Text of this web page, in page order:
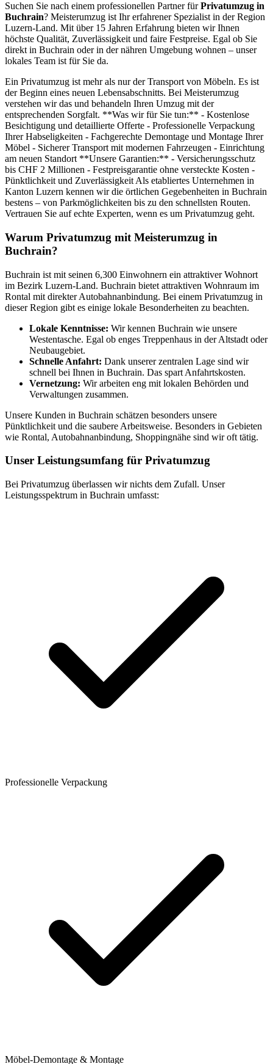
Suchen Sie nach einem professionellen Partner fürPrivatumzug in
Buchrain? Meisterumzug ist Ihr erfahrener Spezialist in der Region
Luzern-Land. Mit über 15 Jahren Erfahrung bieten wir Ihnen
höchste Qualität, Zuverlässigkeit und faire Festpreise. Egal ob Sie
direkt in Buchrain oder in der nähren Umgebung wohnen – unser
lokales Team ist für Sie da.
Ein Privatumzug ist mehr als nur der Transport von Möbeln. Es ist
der Beginn eines neuen Lebensabschnitts. Bei Meisterumzug
verstehen wir das und behandeln Ihren Umzug mit der
entsprechenden Sorgfalt. **Was wir für Sie tun:** - Kostenlose
Besichtigung und detaillierte Offerte - Professionelle Verpackung
Ihrer Habseligkeiten - Fachgerechte Demontage und Montage Ihrer
Möbel - Sicherer Transport mit modernen Fahrzeugen - Einrichtung
am neuen Standort **Unsere Garantien:** - Versicherungsschutz
bis CHF 2 Millionen - Festpreisgarantie ohne versteckte Kosten -
Pünktlichkeit und Zuverlässigkeit Als etabliertes Unternehmen in
Kanton Luzern kennen wir die örtlichen Gegebenheiten in Buchrain
bestens – von Parkmöglichkeiten bis zu den schnellsten Routen.
Vertrauen Sie auf echte Experten, wenn es um Privatumzug geht.
Warum Privatumzug mit Meisterumzug in
Buchrain?
Buchrain ist mit seinen 6,300 Einwohnern ein attraktiver Wohnort
im Bezirk Luzern-Land. Buchrain bietet attraktiven Wohnraum im
Rontal mit direkter Autobahnanbindung. Bei einem Privatumzug in
dieser Region gibt es einige lokale Besonderheiten zu beachten.
Lokale Kenntnisse: Wir kennen Buchrain wie unsere
Westentasche. Egal ob enges Treppenhaus in der Altstadt oder
Neubaugebiet.
Schnelle Anfahrt: Dank unserer zentralen Lage sind wir
schnell bei Ihnen in Buchrain. Das spart Anfahrtskosten.
Vernetzung: Wir arbeiten eng mit lokalen Behörden und
Verwaltungen zusammen.
Unsere Kunden in Buchrain schätzen besonders unsere
Pünktlichkeit und die saubere Arbeitsweise. Besonders in Gebieten
wie Rontal, Autobahnanbindung, Shoppingnähe sind wir oft tätig.
Unser Leistungsumfang für Privatumzug
Bei Privatumzug überlassen wir nichts dem Zufall. Unser
Leistungsspektrum in Buchrain umfasst:
Professionelle Verpackung
Möbel-Demontage & Montage